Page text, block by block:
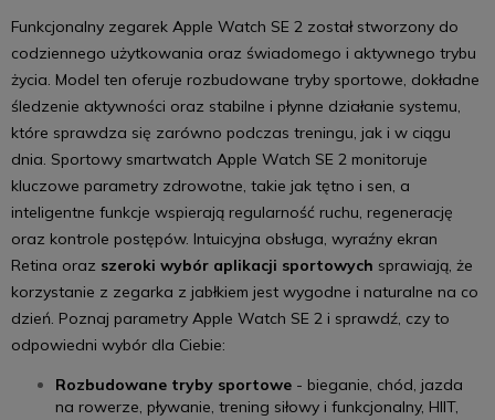
Funkcjonalny zegarek Apple Watch SE 2 został stworzony do
codziennego użytkowania oraz świadomego i aktywnego trybu
życia. Model ten oferuje rozbudowane tryby sportowe, dokładne
śledzenie aktywności oraz stabilne i płynne działanie systemu,
które sprawdza się zarówno podczas treningu, jak i w ciągu
dnia. Sportowy smartwatch Apple Watch SE 2 monitoruje
kluczowe parametry zdrowotne, takie jak tętno i sen, a
inteligentne funkcje wspierają regularność ruchu, regenerację
oraz kontrole postępów. Intuicyjna obsługa, wyraźny ekran
Retina oraz szeroki wybór aplikacji sportowych sprawiają, że
korzystanie z zegarka z jabłkiem jest wygodne i naturalne na co
dzień. Poznaj parametry Apple Watch SE 2 i sprawdź, czy to
odpowiedni wybór dla Ciebie:
Rozbudowane tryby sportowe- bieganie, chód, jazda
na rowerze, pływanie, trening siłowy i funkcjonalny, HIIT,